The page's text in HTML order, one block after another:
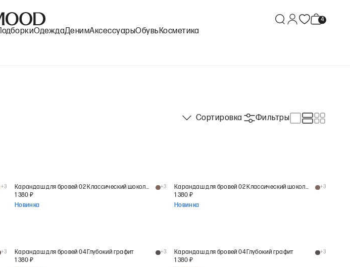
ПодборкиОдеждаДенимАксессуарыОбувь Косметика
Сортировка Фильтры
+3
Карандаш для бровей 02 Классический шоколад
1 380 ₽
Новинка
+3
Карандаш для бровей 02 Классический шоколад
1 380 ₽
Новинка
+3
+3
Карандаш для бровей 04 Глубокий графит
1 380 ₽
+3
Карандаш для бровей 04 Глубокий графит
1 380 ₽
+3